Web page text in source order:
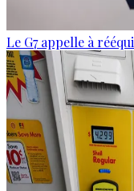
Le G7 appelle à